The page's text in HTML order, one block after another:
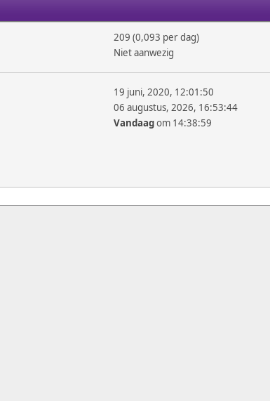
209 (0,093 per dag)
Niet aanwezig
19 juni, 2020, 12:01:50
06 augustus, 2026, 16:53:44
Vandaagom 14:38:59